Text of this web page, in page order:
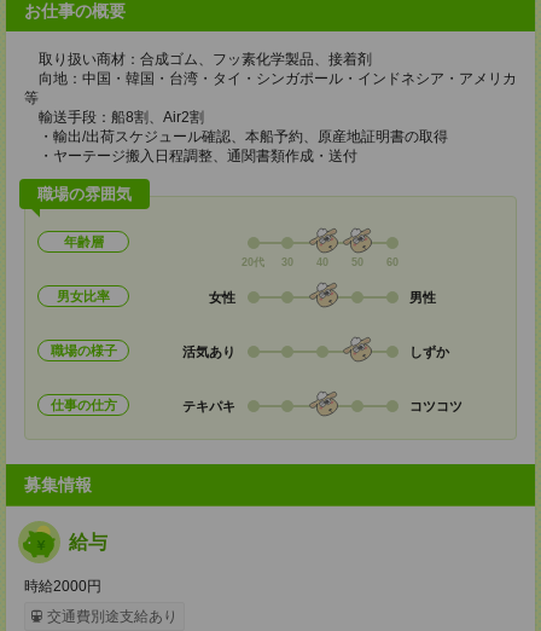
お仕事の概要
取り扱い商材：合成ゴム、フッ素化学製品、接着剤
向地：中国・韓国・台湾・タイ・シンガポール・インドネシア・アメリカ
等
輸送手段：船8割、Air2割
・輸出/出荷スケジュール確認、本船予約、原産地証明書の取得
・ヤーテージ搬入日程調整、通関書類作成・送付
職場の雰囲気
年齢層
20代 30 40 50 60
男女比率 女性 男性
職場の様子 活気あり しずか
仕事の仕方 テキパキ コツコツ
募集情報
給与
時給2000円
交通費別途支給あり